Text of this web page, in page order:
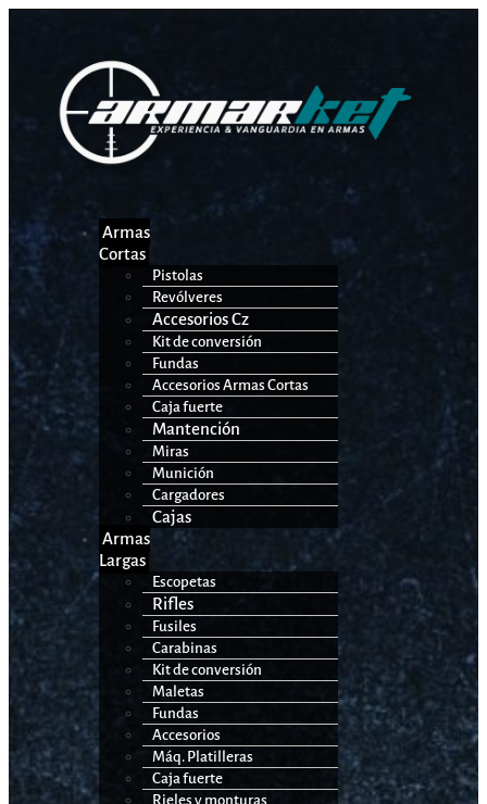
Armas
Cortas
Pistolas
Revólveres
Accesorios Cz
Kit de conversión
Fundas
Accesorios Armas Cortas
Caja fuerte
Mantención
Miras
Munición
Cargadores
Cajas
Armas
Largas
Escopetas
Rifles
Fusiles
Carabinas
Kit de conversión
Maletas
Fundas
Accesorios
Máq. Platilleras
Caja fuerte
Rieles y monturas